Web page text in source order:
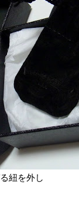
紐を外し